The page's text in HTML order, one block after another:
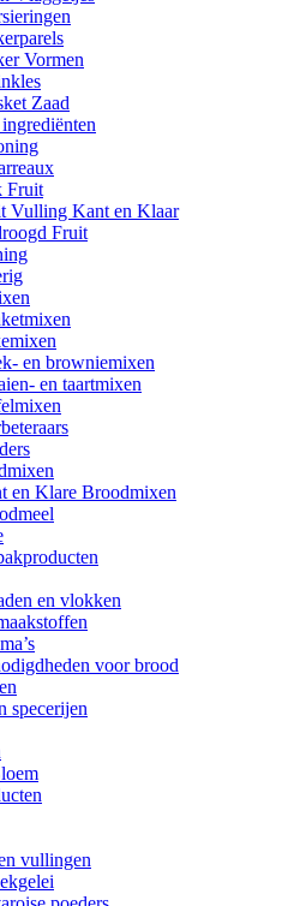
Vormen
Zaad
Fruit
Vulling Kant en Klaar
Fruit
en browniemixen
en taartmixen
en Klare Broodmixen
en vlokken
voor brood
specerijen
vullingen